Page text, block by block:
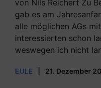
von Nils Reichert Zu
gab es am
alle möglichen AGs
interessierten schon
weswegen ich nicht
EULE 21. Dezember